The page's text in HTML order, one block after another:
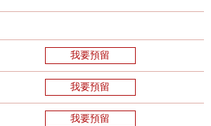
我要預留
我要預留
我要預留